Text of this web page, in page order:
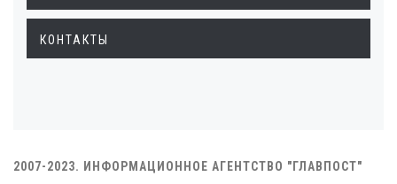
КОНТАКТЫ
2007-2023. ИНФОРМАЦИОННОЕ АГЕНТСТВО "ГЛАВПОСТ"